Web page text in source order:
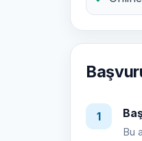
1
Bu